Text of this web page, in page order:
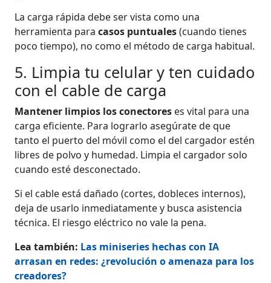
La carga rápida debe ser vista como una
herramienta paracasos puntuales(cuando tienes
poco tiempo), no como el método de carga habitual.
5. Limpia tu celular y ten cuidado
con el cable de carga
Mantener limpios los conectores es vital para una
carga eficiente. Para lograrlo asegúrate de que
tanto el puerto del móvil como el del cargador estén
libres de polvo y humedad. Limpia el cargador solo
cuando esté desconectado.
Si el cable está dañado (cortes, dobleces internos),
deja de usarlo inmediatamente y busca asistencia
técnica. El riesgo eléctrico no vale la pena.
Lea también: Las miniseries hechas con IA
arrasan en redes: ¿revolución o amenaza para los
creadores?